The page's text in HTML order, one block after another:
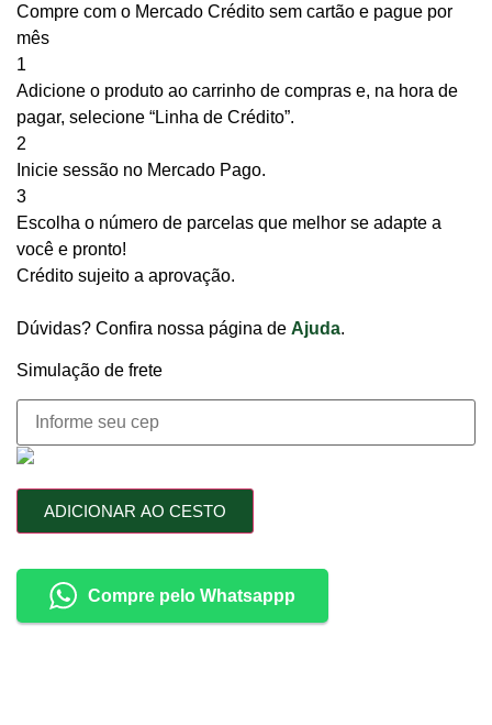
Compre com o Mercado Crédito sem cartão e pague por
mês
1
Adicione o produto ao carrinho de compras e, na hora de
pagar, selecione “Linha de Crédito”.
2
Inicie sessão no Mercado Pago.
3
Escolha o número de parcelas que melhor se adapte a
você e pronto!
Crédito sujeito a aprovação.
Dúvidas? Confira nossa página de Ajuda.
Simulação de frete
ADICIONAR AO CESTO
Compre pelo Whatsappp